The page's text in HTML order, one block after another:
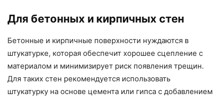
Для бетонных и кирпичных стен
Бетонные и кирпичные поверхности нуждаются в
штукатурке, которая обеспечит хорошее сцепление с
материалом и минимизирует риск появления трещин.
Для таких стен рекомендуется использовать
штукатурку на основе цемента или гипса с добавлением